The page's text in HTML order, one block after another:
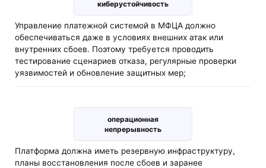
киберустойчивость
Управление платежной системой в МФЦА должно
обеспечиваться даже в условиях внешних атак или
внутренних сбоев. Поэтому требуется проводить
тестирование сценариев отказа, регулярные проверки
уязвимостей и обновление защитных мер;
операционная
непрерывность
Платформа должна иметь резервную инфраструктуру,
планы восстановления после сбоев и заранее